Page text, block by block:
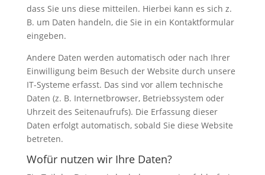
dass Sie uns diese mitteilen. Hierbei kann es sich z.
B. um Daten handeln, die Sie in ein Kontaktformular
eingeben.
Andere Daten werden automatisch oder nach Ihrer
Einwilligung beim Besuch der Website durch unsere
IT-Systeme erfasst. Das sind vor allem technische
Daten (z. B. Internetbrowser, Betriebssystem oder
Uhrzeit des Seitenaufrufs). Die Erfassung dieser
Daten erfolgt automatisch, sobald Sie diese Website
betreten.
Wofür nutzen wir Ihre Daten?